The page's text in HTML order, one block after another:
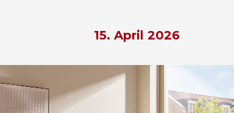
15. April 2026